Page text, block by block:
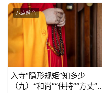
法
规
免
声
明
八点僧音
入寺“隐形规矩”知多少
（九）“和尚”“住持”“方丈”